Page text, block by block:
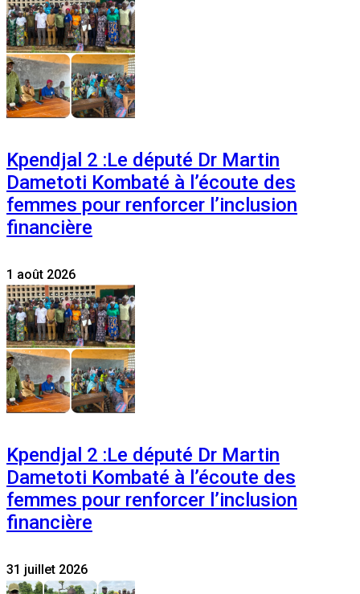
Kpendjal 2 :Le député Dr Martin
Dametoti Kombaté à l’écoute des
femmes pour renforcer l’inclusion
financière
1 août 2026
Kpendjal 2 :Le député Dr Martin
Dametoti Kombaté à l’écoute des
femmes pour renforcer l’inclusion
financière
31 juillet 2026